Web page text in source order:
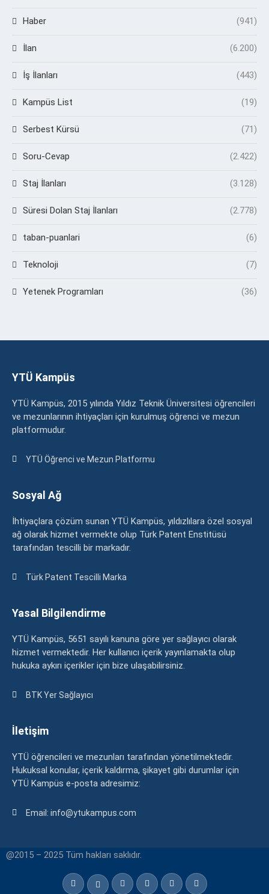
Haber (941)
İlan (6.200)
İş İlanları (443)
Kampüs List (19)
Serbest Kürsü (71)
Soru-Cevap (2.422)
Staj İlanları (3.128)
Süresi Dolan Staj İlanları (2.778)
taban-puanlari (6)
Teknoloji (7)
Yetenek Programları (36)
YTÜ Kampüs
YTÜ Kampüs, 2015 yılında Yıldız Teknik Üniversitesi öğrencileri
ve mezunlarının ihtiyaçları için kurulmuş öğrenci ve mezun
platformudur.
YTÜ Öğrenci ve Mezun Platformu
Sosyal Ağ
İhtiyaçlara çözüm sunan YTÜ Kampüs, yıldızlılara özel sosyal
ağ olarak hizmet vermekte olup Türk Patent Enstitüsü
tarafından tescilli bir markadır.
Türk Patent Tescilli Marka
Yasal Bilgilendirme
YTÜ Kampüs, 5651 sayılı kanuna göre yer sağlayıcı olarak
hizmet vermektedir. Her kullanıcı içerik yayınlamakta olup
hukuka aykırı içerikler için bize ulaşabilirsiniz.
BTK Yer Sağlayıcı
İletişim
YTÜ öğrencileri ve mezunları tarafından yönetilmektedir.
Hukuksal konular, içerik kaldırma, şikayet gibi durumlar için
YTÜ Kampüs e-posta adresimiz:
Email: info@ytukampus.com
@2015 – 2025 Tüm hakları saklıdır.